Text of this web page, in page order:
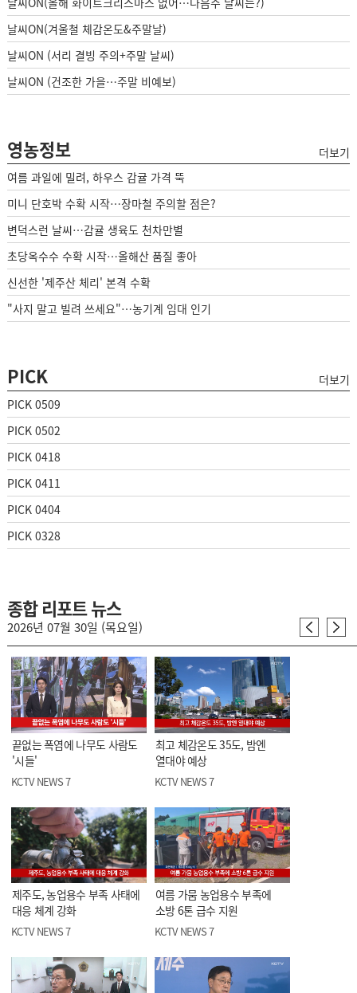
날씨ON(겨울철 체감온도&주말날)
날씨ON (서리 결빙 주의+주말 날씨)
날씨ON (건조한 가을…주말 비예보)
영농정보
더보기
여름 과일에 밀려, 하우스 감귤 가격 뚝
미니 단호박 수확 시작…장마철 주의할 점은?
변덕스런 날씨…감귤 생육도 천차만별
초당옥수수 수확 시작…올해산 품질 좋아
신선한 '제주산 체리' 본격 수확
"사지 말고 빌려 쓰세요"…농기계 임대 인기
PICK
더보기
PICK 0509
PICK 0502
PICK 0418
PICK 0411
PICK 0404
PICK 0328
종합 리포트 뉴스
2026년 07월 30일 (목요일)
끝없는 폭염에 나무도 사람도
'시들'
KCTV NEWS 7
최고 체감온도 35도, 밤엔
열대야 예상
KCTV NEWS 7
제주도, 농업용수 부족 사태에
대응 체계 강화
KCTV NEWS 7
여름 가뭄 농업용수 부족에
소방 6톤 급수 지원
KCTV NEWS 7